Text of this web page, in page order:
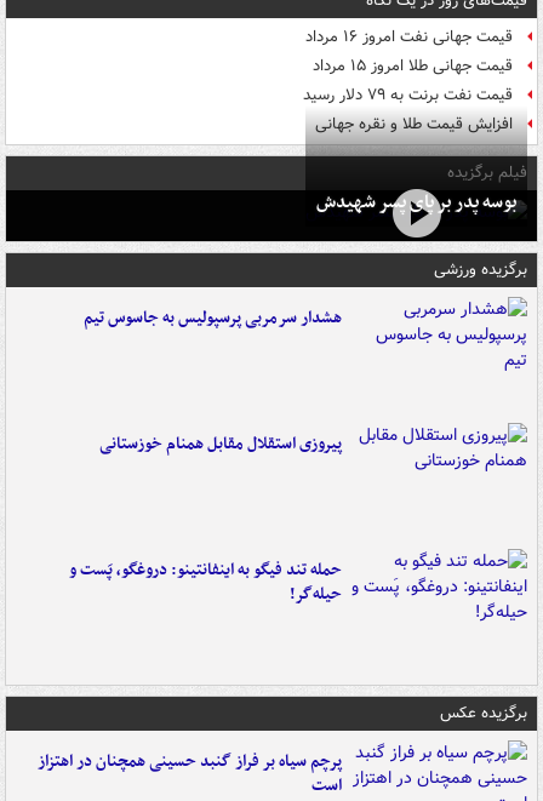
قیمت جهانی نفت امروز ۱۶ مرداد
قیمت جهانی طلا امروز ۱۵ مرداد
قیمت نفت برنت به ۷۹ دلار رسید
افزایش قیمت طلا و نقره جهانی
فیلم برگزیده
بوسه‌ پدر بر پای پسر شهیدش
برگزیده ورزشی
هشدار سرمربی پرسپولیس به جاسوس تیم
پیروزی استقلال مقابل همنام خوزستانی
حمله تند فیگو به اینفانتینو: دروغگو، پَست‌ و
حیله‌گر!
برگزیده عکس
پرچم سیاه بر فراز گنبد حسینی همچنان در اهتزاز
است